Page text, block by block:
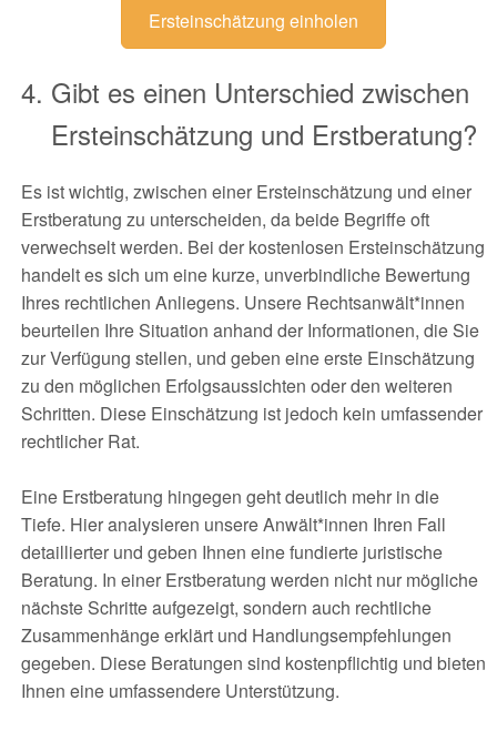
Ersteinschätzung einholen
Gibt es einen Unterschied zwischen
Ersteinschätzung und Erstberatung?
Es ist wichtig, zwischen einer Ersteinschätzung und einer
Erstberatung zu unterscheiden, da beide Begriffe oft
verwechselt werden. Bei der kostenlosen Ersteinschätzung
handelt es sich um eine kurze, unverbindliche Bewertung
Ihres rechtlichen Anliegens. Unsere Rechtsanwält*innen
beurteilen Ihre Situation anhand der Informationen, die Sie
zur Verfügung stellen, und geben eine erste Einschätzung
zu den möglichen Erfolgsaussichten oder den weiteren
Schritten. Diese Einschätzung ist jedoch kein umfassender
rechtlicher Rat.
Eine Erstberatung hingegen geht deutlich mehr in die
Tiefe. Hier analysieren unsere Anwält*innen Ihren Fall
detaillierter und geben Ihnen eine fundierte juristische
Beratung. In einer Erstberatung werden nicht nur mögliche
nächste Schritte aufgezeigt, sondern auch rechtliche
Zusammenhänge erklärt und Handlungsempfehlungen
gegeben. Diese Beratungen sind kostenpflichtig und bieten
Ihnen eine umfassendere Unterstützung.